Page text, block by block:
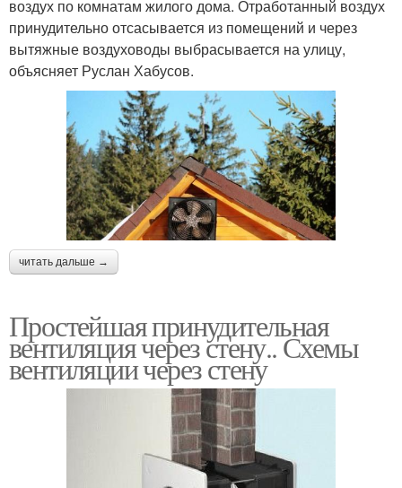
воздух по комнатам жилого дома. Отработанный воздух
принудительно отсасывается из помещений и через
вытяжные воздуховоды выбрасывается на улицу,
объясняет Руслан Хабусов.
читать дальше →
Простейшая принудительная
вентиляция через стену.. Схемы
вентиляции через стену